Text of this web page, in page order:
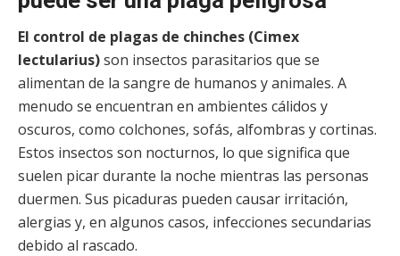
El control de plagas de chinches (Cimex
lectularius)son insectos parasitarios que se
alimentan de la sangre de humanos y animales. A
menudo se encuentran en ambientes cálidos y
oscuros, como colchones, sofás, alfombras y cortinas.
Estos insectos son nocturnos, lo que significa que
suelen picar durante la noche mientras las personas
duermen. Sus picaduras pueden causar irritación,
alergias y, en algunos casos, infecciones secundarias
debido al rascado.